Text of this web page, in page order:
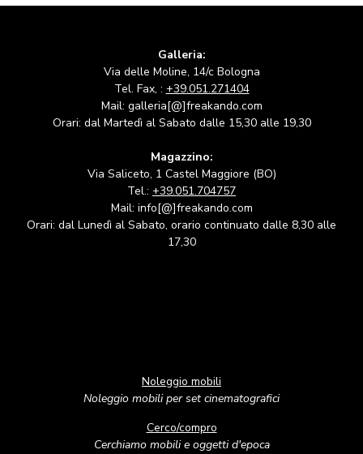
Galleria:
Via delle Moline, 14/c Bologna
Tel. Fax, : +39.051.271404
Mail: galleria[@]freakando.com
Orari: dal Martedì al Sabato dalle 15,30 alle 19,30
Magazzino:
Via Saliceto, 1 Castel Maggiore (BO)
Tel.: +39.051.704757
Mail: info[@]freakando.com
Orari: dal Lunedì al Sabato, orario continuato dalle 8,30 alle
17,30
Noleggio mobili
Noleggio mobili per set cinematografici
Cerco/compro
Cerchiamo mobili e oggetti d'epoca